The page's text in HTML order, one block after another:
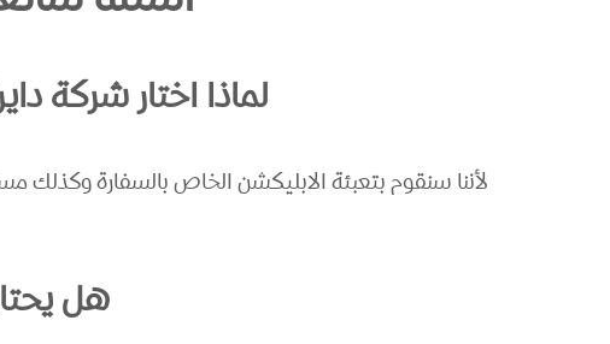
لماذا اختار شركة
لأننا سنقوم بتعبئة الابليكشن الخاص بالسفارة وكذلك
هل